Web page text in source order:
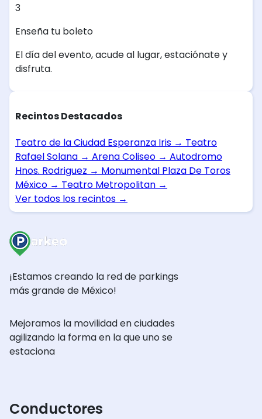
3
Enseña tu boleto
El día del evento, acude al lugar, estaciónate y
disfruta.
Recintos Destacados
Teatro de la Ciudad Esperanza Iris → Teatro
Rafael Solana → Arena Coliseo → Autodromo
Hnos. Rodriguez → Monumental Plaza De Toros
México → Teatro Metropolitan →
Ver todos los recintos →
¡Estamos creando la red de parkings
más grande de México!
Mejoramos la movilidad en ciudades
agilizando la forma en la que uno se
estaciona
Conductores